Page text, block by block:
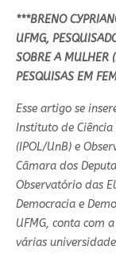
***BRENO
UFMG,
SOBRE A MULHER
PESQUISAS EM
Esse artigo se
Instituto de
(IPOL/UnB) e
Câmara dos
Observatório das
Democracia e
UFMG, conta com
várias